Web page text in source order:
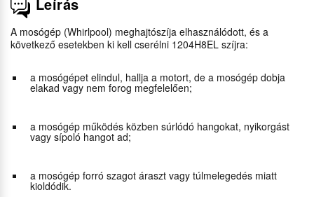
A mosógép (Whirlpool) meghajtószíja elhasználódott, és a
következő esetekben ki kell cserélni 1204H8EL szíjra:
a mosógépet elindul, hallja a motort, de a mosógép dobja
elakad vagy nem forog megfelelően;
a mosógép működés közben súrlódó hangokat, nyikorgást
vagy sípoló hangot ad;
a mosógép forró szagot áraszt vagy túlmelegedés miatt
kioldódik.